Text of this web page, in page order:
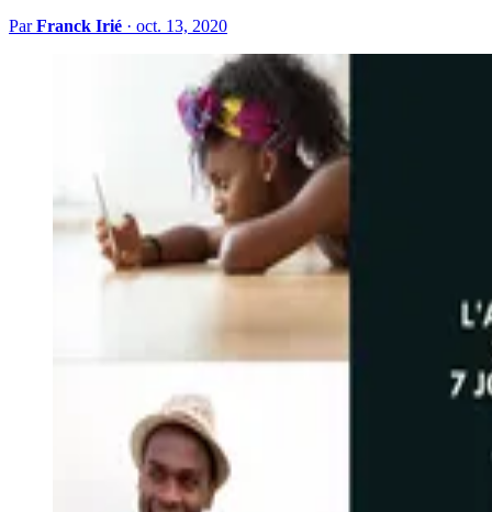
ParFranck Irié · oct. 13, 2020